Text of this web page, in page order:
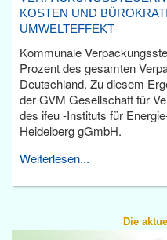
KOSTEN UND
UMWELTEFFEKT
Kommunale
Prozent des gesamten
Deutschland. Zu diesem
der GVM Gesellschaft für
des ifeu -Instituts für
Heidelberg gGmbH.
Weiterlesen...
Die